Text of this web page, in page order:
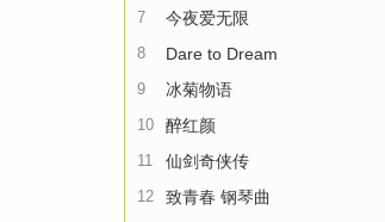
7 今夜爱无限
8 Dare to Dream
9 冰菊物语
10 醉红颜
11 仙剑奇侠传
12 致青春 钢琴曲